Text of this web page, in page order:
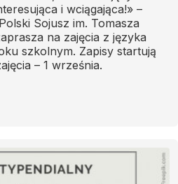
i wciągająca!» –
Sojusz im. Tomasza
na zajęcia z języka
szkolnym. Zapisy startują
– 1 września.